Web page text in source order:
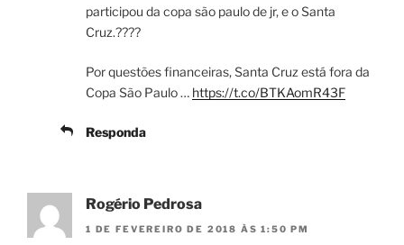
participou da copa são paulo de jr, e o Santa
Cruz.????
Por questões financeiras, Santa Cruz está fora da
Copa São Paulo … https://t.co/BTKAomR43F
Responda
Rogério Pedrosa
1 DE FEVEREIRO DE 2018 ÀS 1:50 PM